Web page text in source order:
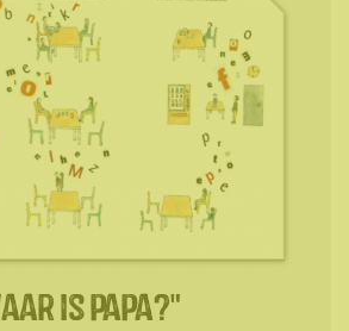
is papa?"